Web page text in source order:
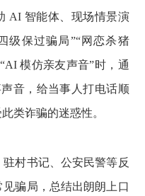
AI 智能体、现场情景演
级保过骗局”“网恋杀猪
模仿亲友声音”时，通
音，给当事人打电话顺
类诈骗的迷惑性。
村书记、公安民警等反
骗局，总结出朗朗上口